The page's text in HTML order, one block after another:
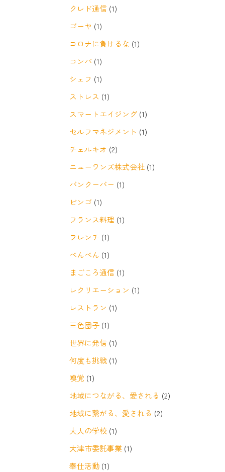
クレド通信 (1)
ゴーヤ (1)
コロナに負けるな (1)
コンパ (1)
シェフ (1)
ストレス (1)
スマートエイジング (1)
セルフマネジメント (1)
チェルキオ (2)
ニューワンズ株式会社 (1)
バンクーバー (1)
ビンゴ (1)
フランス料理 (1)
フレンチ (1)
べんべん (1)
まごころ通信 (1)
レクリエーション (1)
レストラン (1)
三色団子 (1)
世界に発信 (1)
何度も挑戦 (1)
嗅覚 (1)
地域につながる、愛される (2)
地域に繋がる、愛される (2)
大人の学校 (1)
大津市委託事業 (1)
奉仕活動 (1)